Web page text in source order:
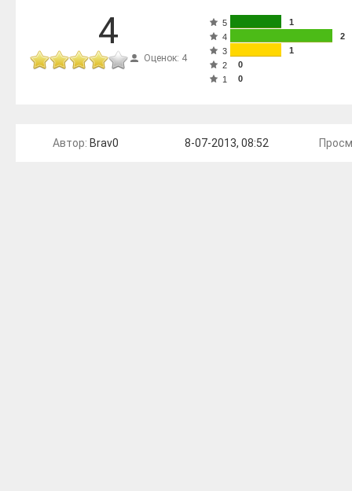
4
Оценок: 4
5
1
4
2
3
1
2
0
1
0
Автор: Brav0 8-07-2013, 08:52